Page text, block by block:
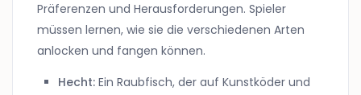
Präferenzen und Herausforderungen. Spieler
müssen lernen, wie sie die verschiedenen Arten
anlocken und fangen können.
Hecht: Ein Raubfisch, der auf Kunstköder und